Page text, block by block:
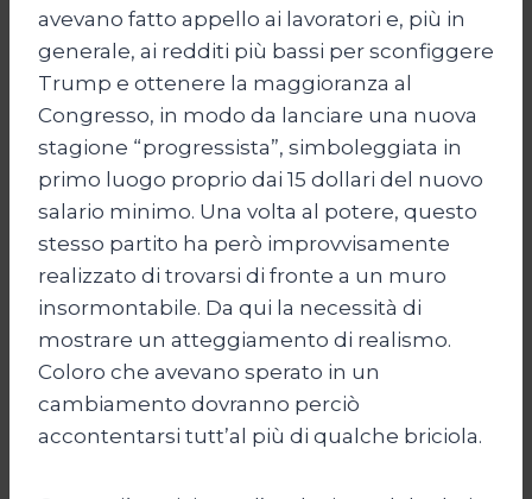
avevano fatto appello ai lavoratori e, più in
generale, ai redditi più bassi per sconfiggere
Trump e ottenere la maggioranza al
Congresso, in modo da lanciare una nuova
stagione “progressista”, simboleggiata in
primo luogo proprio dai 15 dollari del nuovo
salario minimo. Una volta al potere, questo
stesso partito ha però improvvisamente
realizzato di trovarsi di fronte a un muro
insormontabile. Da qui la necessità di
mostrare un atteggiamento di realismo.
Coloro che avevano sperato in un
cambiamento dovranno perciò
accontentarsi tutt’al più di qualche briciola.